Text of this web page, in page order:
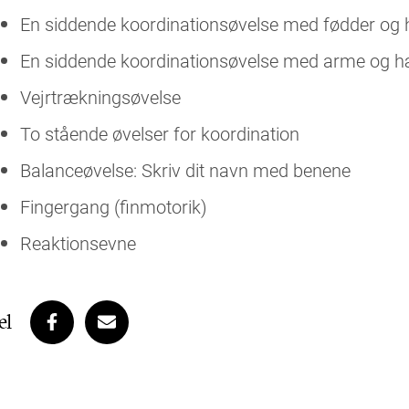
En siddende koordinationsøvelse med fødder
En siddende koordinationsøvelse med arme og
Vejrtrækningsøvelse
To stående øvelser for koordination
Balanceøvelse: Skriv dit navn med benene
Fingergang (finmotorik)
Reaktionsevne